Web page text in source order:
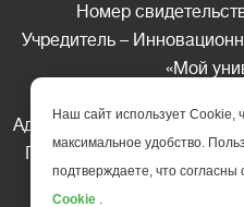
Номер
Учредитель –
«Мой
Адрес редакции: 185035
Петрозаводск, ул.
Телефон
Наш сайт использует Cookie,
максимальное удобство.
подтверждаете, что согласны
Cookie .